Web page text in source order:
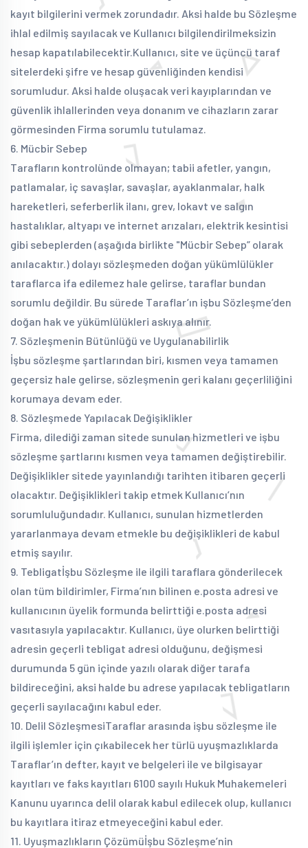
kayıt bilgilerini vermek zorundadır. Aksi halde bu Sözleşme
ihlal edilmiş sayılacak ve Kullanıcı bilgilendirilmeksizin
hesap kapatılabilecektir.Kullanıcı, site ve üçüncü taraf
sitelerdeki şifre ve hesap güvenliğinden kendisi
sorumludur. Aksi halde oluşacak veri kayıplarından ve
güvenlik ihlallerinden veya donanım ve cihazların zarar
görmesinden Firma sorumlu tutulamaz.
6. Mücbir Sebep
Tarafların kontrolünde olmayan; tabii afetler, yangın,
patlamalar, iç savaşlar, savaşlar, ayaklanmalar, halk
hareketleri, seferberlik ilanı, grev, lokavt ve salgın
hastalıklar, altyapı ve internet arızaları, elektrik kesintisi
gibi sebeplerden (aşağıda birlikte "Mücbir Sebep” olarak
anılacaktır.) dolayı sözleşmeden doğan yükümlülükler
taraflarca ifa edilemez hale gelirse, taraflar bundan
sorumlu değildir. Bu sürede Taraflar’ın işbu Sözleşme’den
doğan hak ve yükümlülükleri askıya alınır.
7. Sözleşmenin Bütünlüğü ve Uygulanabilirlik
İşbu sözleşme şartlarından biri, kısmen veya tamamen
geçersiz hale gelirse, sözleşmenin geri kalanı geçerliliğini
korumaya devam eder.
8. Sözleşmede Yapılacak Değişiklikler
Firma, dilediği zaman sitede sunulan hizmetleri ve işbu
sözleşme şartlarını kısmen veya tamamen değiştirebilir.
Değişiklikler sitede yayınlandığı tarihten itibaren geçerli
olacaktır. Değişiklikleri takip etmek Kullanıcı’nın
sorumluluğundadır. Kullanıcı, sunulan hizmetlerden
yararlanmaya devam etmekle bu değişiklikleri de kabul
etmiş sayılır.
9. Tebligatİşbu Sözleşme ile ilgili taraflara gönderilecek
olan tüm bildirimler, Firma’nın bilinen e.posta adresi ve
kullanıcının üyelik formunda belirttiği e.posta adresi
vasıtasıyla yapılacaktır. Kullanıcı, üye olurken belirttiği
adresin geçerli tebligat adresi olduğunu, değişmesi
durumunda 5 gün içinde yazılı olarak diğer tarafa
bildireceğini, aksi halde bu adrese yapılacak tebligatların
geçerli sayılacağını kabul eder.
10. Delil SözleşmesiTaraflar arasında işbu sözleşme ile
ilgili işlemler için çıkabilecek her türlü uyuşmazlıklarda
Taraflar’ın defter, kayıt ve belgeleri ile ve bilgisayar
kayıtları ve faks kayıtları 6100 sayılı Hukuk Muhakemeleri
Kanunu uyarınca delil olarak kabul edilecek olup, kullanıcı
bu kayıtlara itiraz etmeyeceğini kabul eder.
11. Uyuşmazlıkların Çözümüİşbu Sözleşme’nin